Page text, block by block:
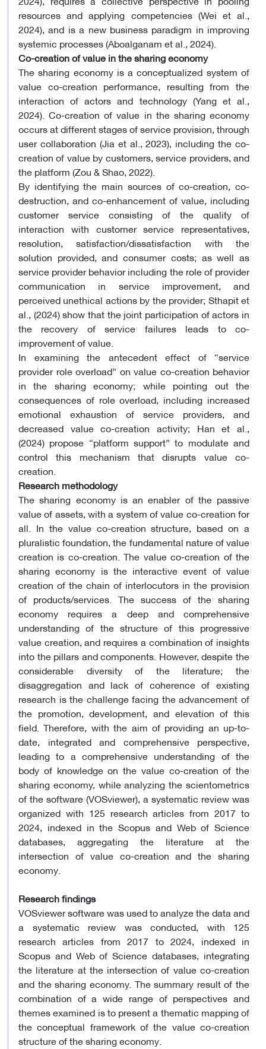
resources and applying competencies (Wei et al.,
2024), and is a new business paradigm in improving
systemic processes (Aboalganam et al., 2024).
Co-creation of value in the sharing economy
The sharing economy is a conceptualized system of
value co-creation performance, resulting from the
interaction of actors and technology (Yang et al.,
2024). Co-creation of value in the sharing economy
occurs at different stages of service provision, through
user collaboration (Jia et al., 2023), including the co-
creation of value by customers, service providers, and
the platform (Zou & Shao, 2022).
By identifying the main sources of co-creation, co-
destruction, and co-enhancement of value, including
customer service consisting of the quality of
interaction with customer service representatives,
resolution, satisfaction/dissatisfaction with the
solution provided, and consumer costs; as well as
service provider behavior including the role of provider
communication in service improvement, and
perceived unethical actions by the provider; Sthapit et
al., (2024) show that the joint participation of actors in
the recovery of service failures leads to co-
improvement of value.
In examining the antecedent effect of “service
provider role overload” on value co-creation behavior
in the sharing economy; while pointing out the
consequences of role overload, including increased
emotional exhaustion of service providers, and
decreased value co-creation activity; Han et al.,
(2024) propose “platform support” to modulate and
control this mechanism that disrupts value co-
creation.
Research methodology
The sharing economy is an enabler of the passive
value of assets, with a system of value co-creation for
all. In the value co-creation structure, based on a
pluralistic foundation, the fundamental nature of value
creation is co-creation. The value co-creation of the
sharing economy is the interactive event of value
creation of the chain of interlocutors in the provision
of products/services. The success of the sharing
economy requires a deep and comprehensive
understanding of the structure of this progressive
value creation, and requires a combination of insights
into the pillars and components. However, despite the
considerable diversity of the literature; the
disaggregation and lack of coherence of existing
research is the challenge facing the advancement of
the promotion, development, and elevation of this
field. Therefore, with the aim of providing an up-to-
date, integrated and comprehensive perspective,
leading to a comprehensive understanding of the
body of knowledge on the value co-creation of the
sharing economy, while analyzing the scientometrics
of the software (VOSviewer), a systematic review was
organized with 125 research articles from 2017 to
2024, indexed in the Scopus and Web of Science
databases, aggregating the literature at the
intersection of value co-creation and the sharing
economy.
Research findings
VOSviewer software was used to analyze the data and
a systematic review was conducted, with 125
research articles from 2017 to 2024, indexed in
Scopus and Web of Science databases, integrating
the literature at the intersection of value co-creation
and the sharing economy. The summary result of the
combination of a wide range of perspectives and
themes examined is to present a thematic mapping of
the conceptual framework of the value co-creation
structure of the sharing economy.